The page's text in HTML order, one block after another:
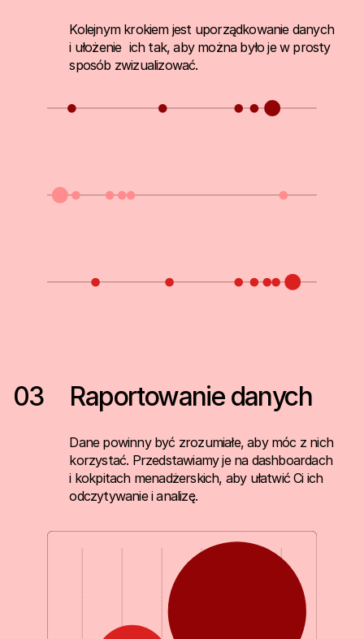
Kolejnym krokiem jest uporządkowanie danych
i ułożenie ich tak, aby można było je w prosty
sposób zwizualizować.
03 Raportowanie danych
Dane powinny być zrozumiałe, aby móc z nich
korzystać. Przedstawiamy je na dashboardach
i kokpitach menadżerskich, aby ułatwić Ci ich
odczytywanie i analizę.